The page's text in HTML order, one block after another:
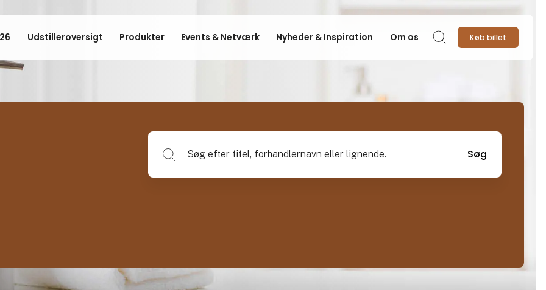
Udstilleroversigt Produkter Events & Netværk Nyheder & Inspiration Om os Søg Køb billet
Søg efter titel, forhandlernavn eller lignende.
Søg